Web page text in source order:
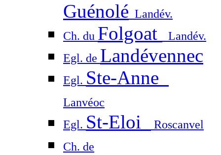
Guénolé Landév.
Ch. du Folgoat
Landév.
Egl. de Landévennec
Egl. Ste-Anne
Lanvéoc
Egl. St-Eloi
Roscanvel
Ch. de